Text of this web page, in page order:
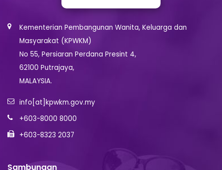
Kementerian Pembangunan Wanita, Keluarga dan
Masyarakat (KPWKM)
No 55, Persiaran Perdana Presint 4,
62100 Putrajaya,
MALAYSIA.
info[at]kpwkm.gov.my
+603-8000 8000
+603-8323 2037
Sambungan